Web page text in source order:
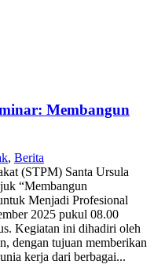
Membangun
, Berita
(STPM) Santa Ursula
“Membangun
Menjadi Profesional
2025 pukul 08.00
Kegiatan ini dihadiri oleh
dengan tujuan memberikan
kerja dari berbagai...